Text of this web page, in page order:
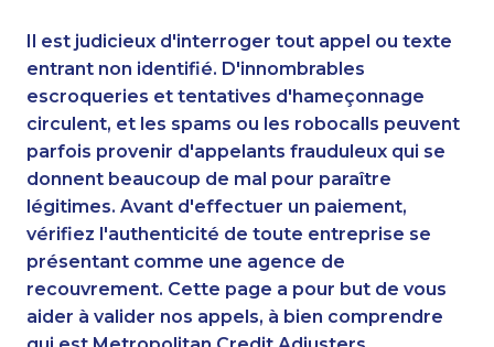
Il est judicieux d'interroger tout appel ou texte
entrant non identifié. D'innombrables
escroqueries et tentatives d'hameçonnage
circulent, et les spams ou les robocalls peuvent
parfois provenir d'appelants frauduleux qui se
donnent beaucoup de mal pour paraître
légitimes. Avant d'effectuer un paiement,
vérifiez l'authenticité de toute entreprise se
présentant comme une agence de
recouvrement. Cette page a pour but de vous
aider à valider nos appels, à bien comprendre